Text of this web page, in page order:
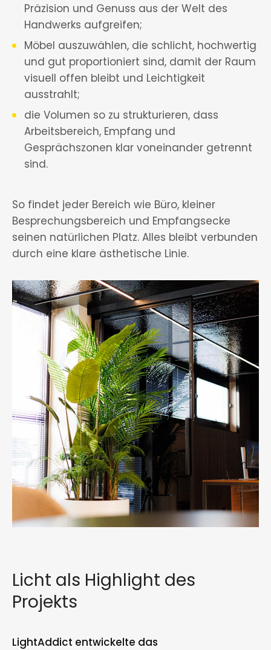
Präzision und Genuss aus der Welt des
Handwerks aufgreifen;
Möbel auszuwählen, die schlicht, hochwertig
und gut proportioniert sind, damit der Raum
visuell offen bleibt und Leichtigkeit
ausstrahlt;
die Volumen so zu strukturieren, dass
Arbeitsbereich, Empfang und
Gesprächszonen klar voneinander getrennt
sind.
So findet jeder Bereich wie Büro, kleiner
Besprechungsbereich und Empfangsecke
seinen natürlichen Platz. Alles bleibt verbunden
durch eine klare ästhetische Linie.
Licht als Highlight des
Projekts
LightAddict entwickelte das